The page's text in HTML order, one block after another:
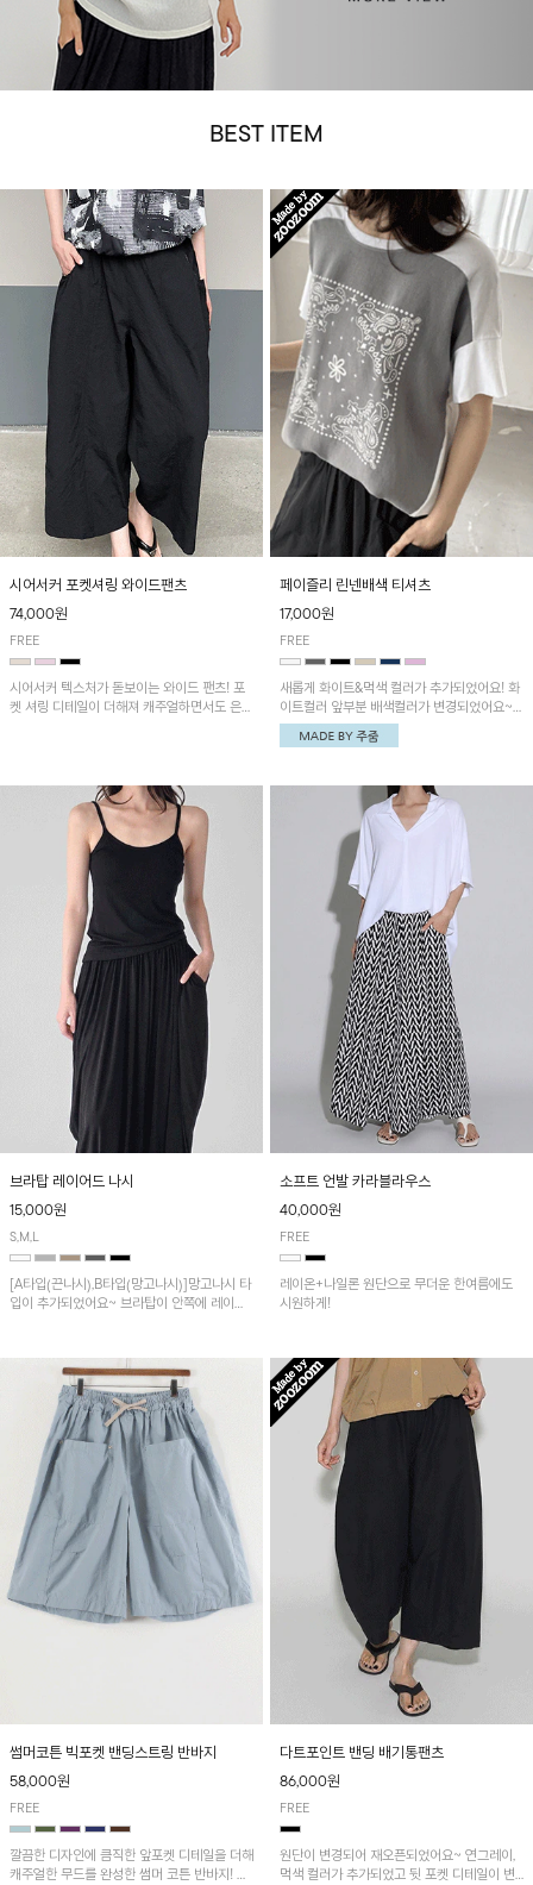
BEST ITEM
시어서커 포켓셔링 와이드팬츠
74,000원
FREE
시어서커 텍스처가 돋보이는 와이드 팬츠! 포
켓 셔링 디테일이 더해져 캐주얼하면서도 은은
아이템으로 활용하기 좋아요~
페이즐리 린넨배색 티셔츠
17,000원
FREE
새롭게 화이트&먹색 컬러가 추가되었어요! 화
이트컬러 앞부분 배색컬러가 변경되었어요~
중앙 린넨배색으로 유니크하면서 페이즐리 패
턴으로 감각적인 분위기를 연출이 가능한 티셔
브라탑 레이어드 나시
15,000원
S,M,L
[A타입(끈나시),B타입(망고나시)]망고나시 타
입이 추가되었어요~ 브라탑이 안쪽에 레이어
소프트 언발 카라블라우스
40,000원
FREE
레이온+나일론 원단으로 무더운 한여름에도
시원하게!
썸머코튼 빅포켓 밴딩스트링 반바지
58,000원
FREE
깔끔한 디자인에 큼직한 앞포켓 디테일을 더해
캐주얼한 무드를 완성한 썸머 코튼 반바지! 허
다트포인트 밴딩 배기통팬츠
86,000원
FREE
원단이 변경되어 재오픈되었어요~ 연그레이,
먹색 컬러가 추가되었고 뒷 포켓 디테일이 변